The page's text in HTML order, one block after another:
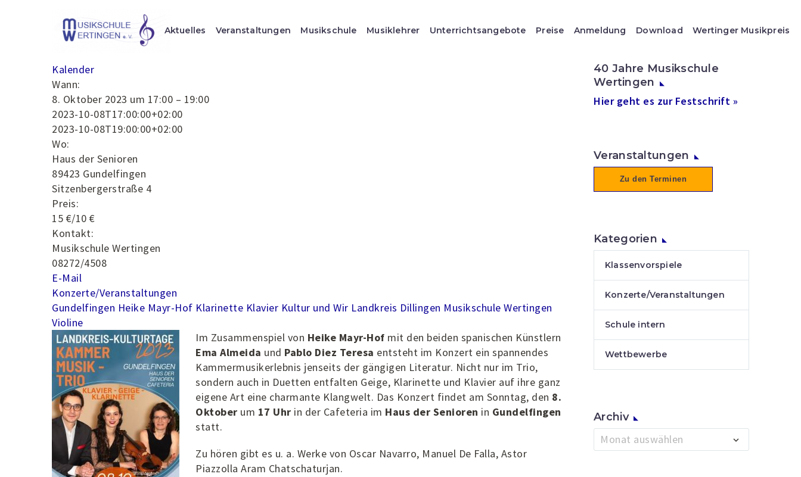
Aktuelles Veranstaltungen Musikschule Musiklehrer Unterrichtsangebote Preise Anmeldung Download Wertinger Musikpreis
Kalender
Wann:
8. Oktober 2023 um 17:00 – 19:00
2023-10-08T17:00:00+02:00
2023-10-08T19:00:00+02:00
Wo:
Haus der Senioren
89423 Gundelfingen
Sitzenbergerstraße 4
Preis:
15 €/10 €
Kontakt:
Musikschule Wertingen
08272/4508
E-Mail
Konzerte/Veranstaltungen
Gundelfingen Heike Mayr-Hof Klarinette Klavier Kultur und Wir Landkreis Dillingen Musikschule Wertingen
Violine
Im Zusammenspiel von Heike Mayr-Hof mit den beiden spanischen Künstlern
Ema Almeida und Pablo Diez Teresa entsteht im Konzert ein spannendes
Kammermusikerlebnis jenseits der gängigen Literatur. Nicht nur im Trio,
sondern auch in Duetten entfalten Geige, Klarinette und Klavier auf ihre ganz
eigene Art eine charmante Klangwelt. Das Konzert findet am Sonntag, den 8.
Oktober um 17 Uhr in der Cafeteria im Haus der Senioren in Gundelfingen
statt.
Zu hören gibt es u. a. Werke von Oscar Navarro, Manuel De Falla, Astor
Piazzolla Aram Chatschaturjan.
40 Jahre Musikschule
Wertingen
Hier geht es zur Festschrift »
Veranstaltungen
Zu den Terminen
Kategorien
Klassenvorspiele
Konzerte/Veranstaltungen
Schule intern
Wettbewerbe
Archiv
Archiv
Monat auswählen